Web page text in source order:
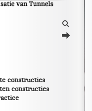
L
j
constructies
constructies